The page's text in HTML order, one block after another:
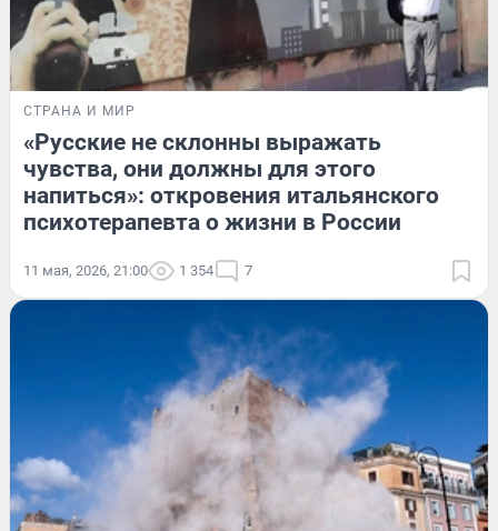
СТРАНА И МИР
«Русские не склонны выражать
чувства, они должны для этого
напиться»: откровения итальянского
психотерапевта о жизни в России
11 мая, 2026, 21:00 1 354 7